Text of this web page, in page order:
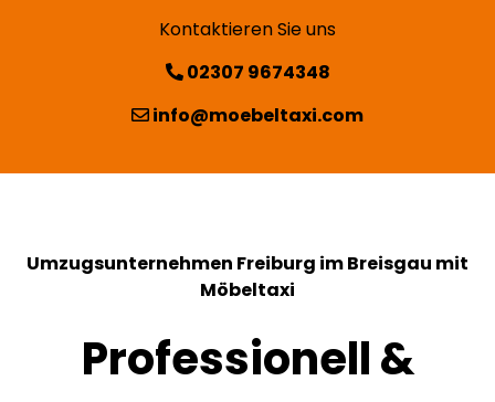
Kontaktieren Sie uns
02307 9674348
info@moebeltaxi.com
Umzugsunternehmen Freiburg im Breisgau mit
Möbeltaxi
Professionell &